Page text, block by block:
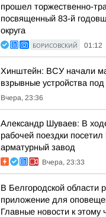
прошел торжественно-
посвященный 83-й
округа
БОРИСОВСКИЙ 01:12
Хинштейн: ВСУ начали
взрывные устройства под
Вчера, 23:36
Александр Шуваев: В
рабочей поездки посетил
арматурный завод
Вчера, 23:33
В Белгородской области
приложение для
Главные новости к этому